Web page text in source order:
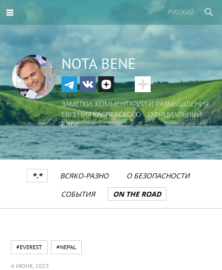
РУССКИЙ
NOTA BENE
ЗАМЕТКИ, КОММЕНТАРИИ И РАЗМЫШЛЕНИЯ
ЕВГЕНИЯ КАСПЕРСКОГО - ОФИЦИАЛЬНЫЙ
БЛОГ
*.* ВСЯКО-РАЗНО
О БЕЗОПАСНОСТИ
СОБЫТИЯ
ON THE ROAD
#EVEREST #NEPAL
4 ИЮНЯ, 2023